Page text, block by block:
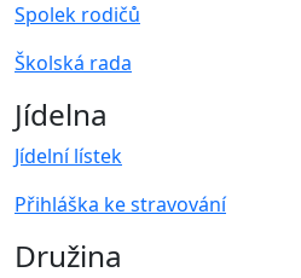
Spolek rodičů
Školská rada
Jídelna
Jídelní lístek
Přihláška ke stravování
Družina